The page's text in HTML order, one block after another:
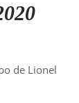
de Lionel